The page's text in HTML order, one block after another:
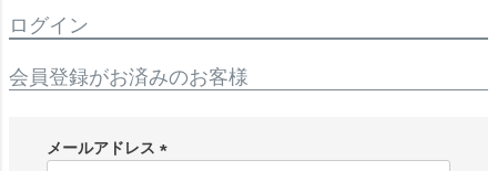
ログイン
会員登録がお済みのお客様
メールアドレス